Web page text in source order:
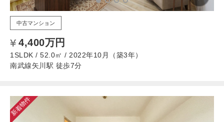
中古マンション
4,400万円
1SLDK / 52.0㎡ / 2022年10月（築3年）
南武線矢川駅 徒歩7分
新着物件